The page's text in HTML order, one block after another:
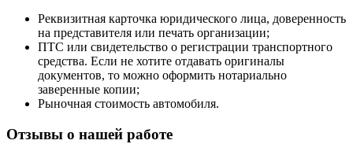
Реквизитная карточка юридического лица, доверенность
на представителя или печать организации;
ПТС или свидетельство о регистрации транспортного
средства. Если не хотите отдавать оригиналы
документов, то можно оформить нотариально
заверенные копии;
Рыночная стоимость автомобиля.
Отзывы о нашей работе